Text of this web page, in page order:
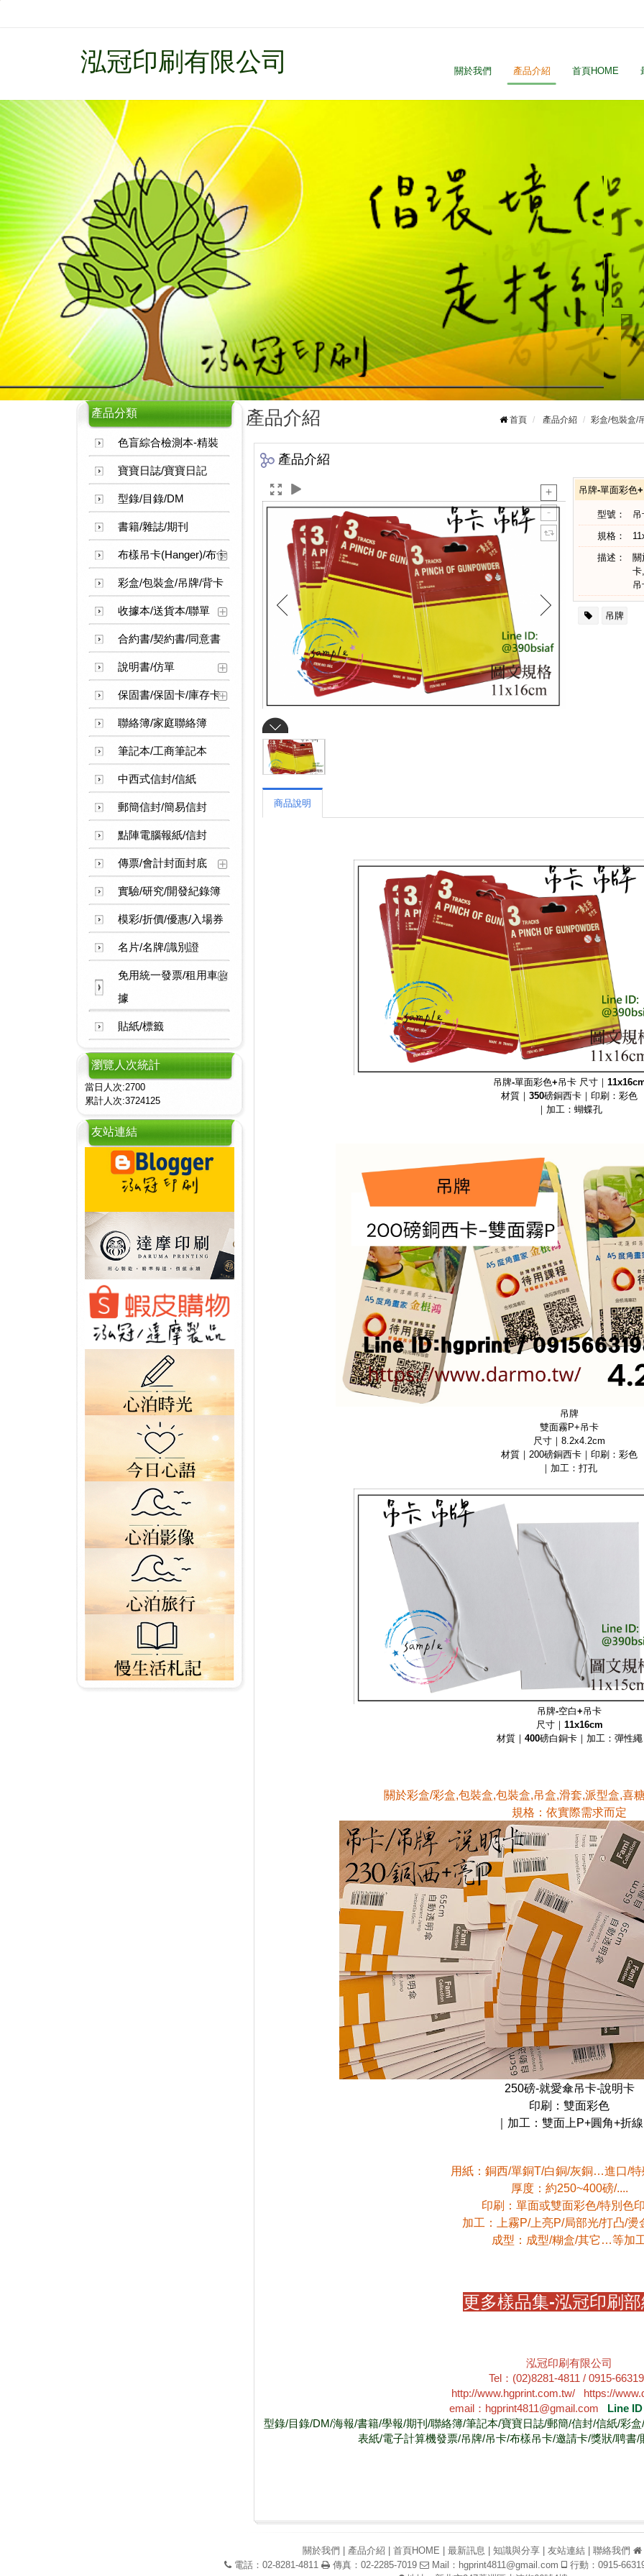
泓冠印刷有限公司 關於我們 產品介紹 首頁HOME
產品分類
色盲綜合檢測本-精裝
寶寶日誌/寶寶日記
型錄/目錄/DM
書籍/雜誌/期刊
布樣吊卡(Hanger)/布卡
彩盒/包裝盒/吊牌/背卡
收據本/送貨本/聯單
合約書/契約書/同意書
說明書/仿單
保固書/保固卡/庫存卡
聯絡簿/家庭聯絡簿
筆記本/工商筆記本
中西式信封/信紙
郵簡信封/簡易信封
點陣電腦報紙/信封
傳票/會計封面封底
實驗/研究/開發紀錄簿
模彩/折價/優惠/入場券
名片/名牌/識別證
免用統一發票/租用車收
據
貼紙/標籤
瀏覽人次統計
當日人次:2700
累計人次:3724125
友站連結
產品介紹 首頁 產品介紹 彩盒/包裝盒/
產品介紹
吊牌-單面彩色
型號：
規格：
描述：
卡
吊
吊牌
商品說明
吊牌-單面彩色+吊卡 尺寸｜
材質｜350磅銅西卡｜印刷：彩色
｜加工：蝴蝶孔
吊牌
雙面霧P+吊卡
尺寸｜8.2x4.2cm
材質｜200磅銅西卡｜印刷：彩色
｜加工：打孔
吊牌-空白+吊卡
尺寸｜11x16cm
材質｜400磅白銅卡｜加工：彈性繩
關於彩盒/彩盒,包裝盒,包裝盒,吊盒,滑套,派型盒,喜
規格：依實際需求而定
250磅-就愛傘吊卡-說明卡
印刷：雙面彩色
｜加工：雙面上P+圓角+折線
用紙：銅西/單銅T/白銅/灰銅…進口/
厚度：約250~400磅/....
印刷：單面或雙面彩色/特別色
加工：上霧P/上亮P/局部光/打凸/
成型：成型/糊盒/其它…等加
更多樣品集-泓冠印刷
泓冠印刷有限公司
Tel：(02)8281-4811 / 0915-
http://www.hgprint.com.tw/
https://
email：hgprint4811@gmail.com
Line
型錄/目錄/DM/海報/書籍/學報/期刊/聯絡簿/筆記本/寶寶日誌/郵簡/信封/信紙/彩
表紙/電子計算機發票/吊牌/吊卡/布樣吊卡/邀請卡/獎狀/聘書
關於我們 | 產品介紹 | 首頁HOME | 最新訊息 | 知識與分享 | 友站連結 | 聯絡我們
電話：02-8281-4811
傳真：02-2285-7019 Mail： hgprint4811@gmail.com
行動：0915-